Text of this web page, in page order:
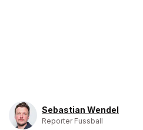
Sebastian Wendel
Reporter Fussball